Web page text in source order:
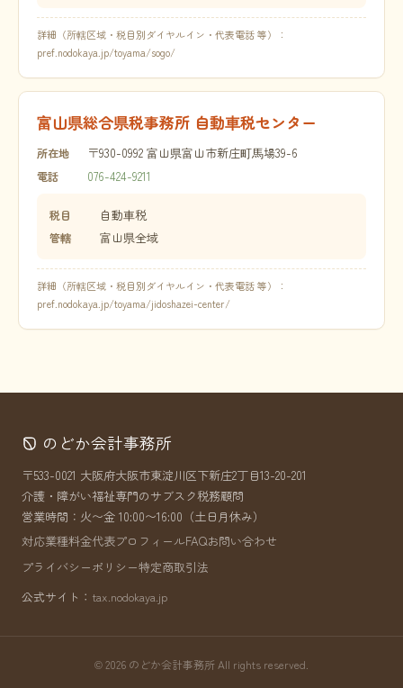
詳細（所轄区域・税目別ダイヤルイン・代表電話 等）：
pref.nodokaya.jp/toyama/sogo/
富山県総合県税事務所 自動車税センター
所在地 〒930-0992 富山県富山市新庄町馬場39-6
電話 076-424-9211
税目 自動車税
管轄 富山県全域
詳細（所轄区域・税目別ダイヤルイン・代表電話 等）：
pref.nodokaya.jp/toyama/jidoshazei-center/
のどか会計事務所
〒533-0021 大阪府大阪市東淀川区下新庄2丁目13-20-201
介護・障がい福祉専門のサブスク税務顧問
営業時間：火〜金 10:00〜16:00（土日月休み）
対応業種料金代表プロフィールFAQお問い合わせ
プライバシーポリシー特定商取引法
公式サイト： tax.nodokaya.jp
© 2026 のどか会計事務所 All rights reserved.